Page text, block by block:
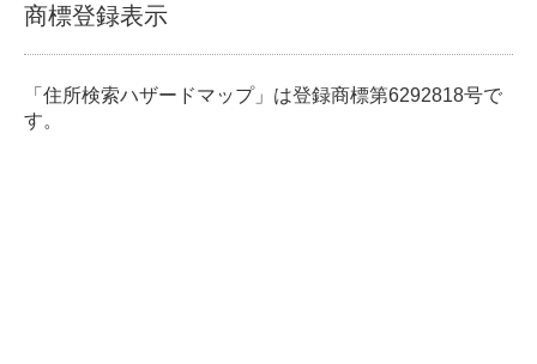
商標登録表示
「住所検索ハザードマップ」は登録商標第6292818号で
す。